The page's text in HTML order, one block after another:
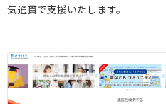
気通貫で支援いたします。